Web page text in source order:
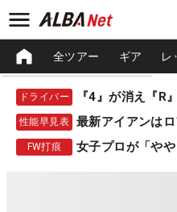
全ツアー ギア レ
ドライバー
性能早見表 最新アイアンは
FW打痕 女子プロが「や